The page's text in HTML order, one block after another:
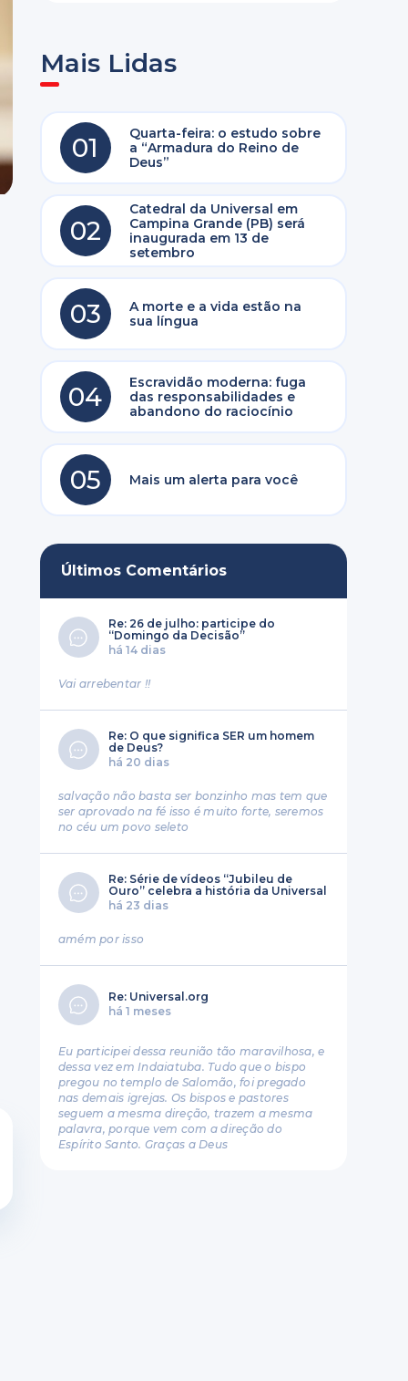
Mais Lidas
01
Quarta-feira: o estudo sobre
a “Armadura do Reino de
Deus”
02
Catedral da Universal em
Campina Grande (PB) será
inaugurada em 13 de
setembro
03
A morte e a vida estão na
sua língua
04
Escravidão moderna: fuga
das responsabilidades e
abandono do raciocínio
05 Mais um alerta para você
Últimos Comentários
Re: 26 de julho: participe do
“Domingo da Decisão”
há 14 dias
Vai arrebentar !!
Re: O que significa SER um homem
de Deus?
há 20 dias
salvação não basta ser bonzinho mas tem que
ser aprovado na fé isso é muito forte, seremos
no céu um povo seleto
Re: Série de vídeos “Jubileu de
Ouro” celebra a história da Universal
há 23 dias
amém por isso
Re: Universal.org
há 1 meses
Eu participei dessa reunião tão maravilhosa, e
dessa vez em Indaiatuba. Tudo que o bispo
pregou no templo de Salomão, foi pregado
nas demais igrejas. Os bispos e pastores
seguem a mesma direção, trazem a mesma
palavra, porque vem com a direção do
Espírito Santo. Graças a Deus